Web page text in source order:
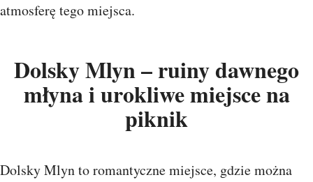
atmosferę tego miejsca.
Dolsky Mlyn – ruiny dawnego
młyna i urokliwe miejsce na
piknik
Dolsky Mlyn to romantyczne miejsce, gdzie można